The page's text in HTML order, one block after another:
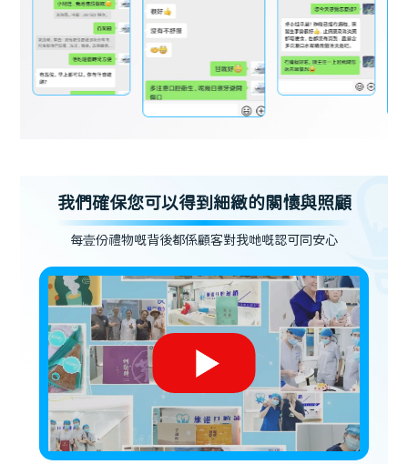
我們確保您可以得到細緻的關懷與照顧
每壹份禮物嘅背後都係顧客對我哋嘅認可同安心